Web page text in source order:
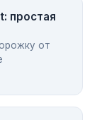
простая
от